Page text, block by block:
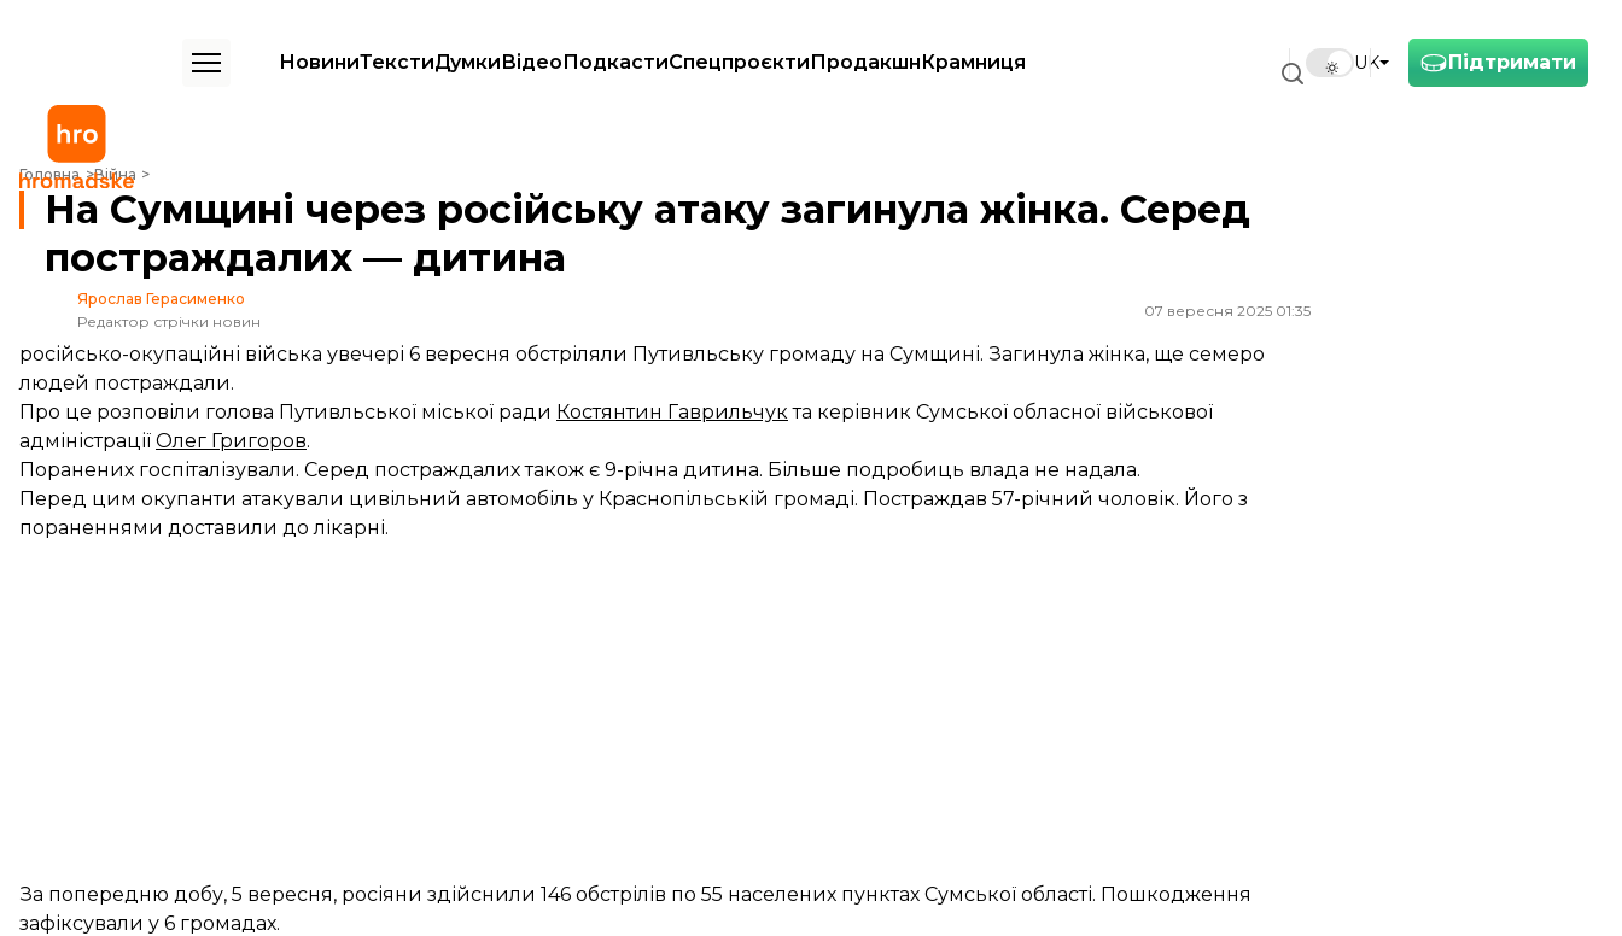
Підтримати
UK
НовиниТекстиДумкиВідеоПодкастиСпецпроєктиПродакшнКрамниця
Головна Війна
На Сумщині через російську атаку загинула жінка. Серед постраждалих — дитина
На Сумщині через російську атаку загинула жінка. Серед
постраждалих — дитина
Ярослав Герасименко
Редактор стрічки новин
07 вересня 2025 01:35
російсько-окупаційні війська увечері 6 вересня обстріляли Путивльську громаду на Сумщині. Загинула жінка, ще семеро
людей постраждали.
Про це розповіли голова Путивльської міської ради Костянтин Гаврильчук та керівник Сумської обласної військової
адміністрації Олег Григоров.
Поранених госпіталізували. Серед постраждалих також є 9-річна дитина. Більше подробиць влада не надала.
Перед цим окупанти атакували цивільний автомобіль у Краснопільській громаді. Постраждав 57-річний чоловік. Його з
пораненнями доставили до лікарні.
За попередню добу, 5 вересня, росіяни здійснили 146 обстрілів по 55 населених пунктах Сумської області. Пошкодження
зафіксували у 6 громадах.